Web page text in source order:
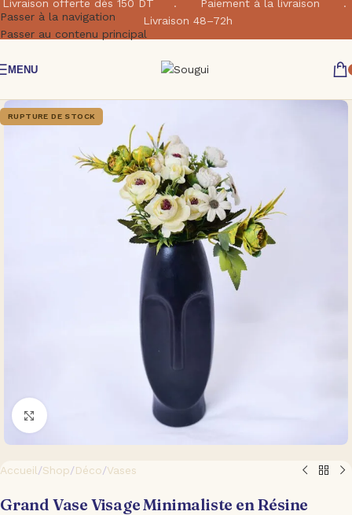
Passer à la navigation
Passer au contenu principal
Livraison offerte dés 150 DT . Paiement à la livraison .
Livraison 48–72h
MENU
RUPTURE DE STOCK
Cliquez pour agrandir
Accueil/Shop/Déco/Vases
Grand Vase Visage Minimaliste en Résine